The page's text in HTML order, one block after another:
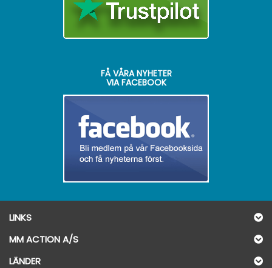
FÅ VÅRA NYHETER
VIA FACEBOOK
LINKS
MM ACTION A/S
LÄNDER